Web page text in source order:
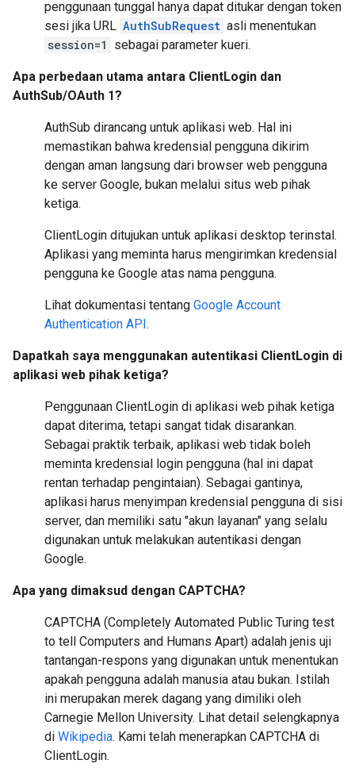
penggunaan tunggal hanya dapat ditukar dengan token
sesi jika URL AuthSubRequest asli menentukan
session=1
sebagai parameter kueri.
Apa perbedaan utama antara ClientLogin dan
AuthSub/OAuth 1?
AuthSub dirancang untuk aplikasi web. Hal ini
memastikan bahwa kredensial pengguna dikirim
dengan aman langsung dari browser web pengguna
ke server Google, bukan melalui situs web pihak
ketiga.
ClientLogin ditujukan untuk aplikasi desktop terinstal.
Aplikasi yang meminta harus mengirimkan kredensial
pengguna ke Google atas nama pengguna.
Lihat dokumentasi tentang Google Account
Authentication API.
Dapatkah saya menggunakan autentikasi ClientLogin di
aplikasi web pihak ketiga?
Penggunaan ClientLogin di aplikasi web pihak ketiga
dapat diterima, tetapi sangat tidak disarankan.
Sebagai praktik terbaik, aplikasi web tidak boleh
meminta kredensial login pengguna (hal ini dapat
rentan terhadap pengintaian). Sebagai gantinya,
aplikasi harus menyimpan kredensial pengguna di sisi
server, dan memiliki satu "akun layanan" yang selalu
digunakan untuk melakukan autentikasi dengan
Google.
Apa yang dimaksud dengan CAPTCHA?
CAPTCHA (Completely Automated Public Turing test
to tell Computers and Humans Apart) adalah jenis uji
tantangan-respons yang digunakan untuk menentukan
apakah pengguna adalah manusia atau bukan. Istilah
ini merupakan merek dagang yang dimiliki oleh
Carnegie Mellon University. Lihat detail selengkapnya
di Wikipedia. Kami telah menerapkan CAPTCHA di
ClientLogin.